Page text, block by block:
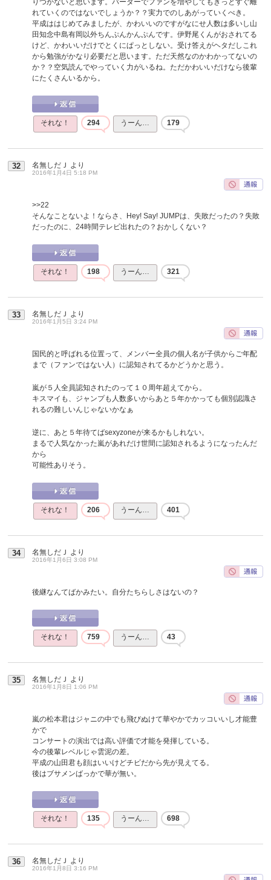
りつかないと思います。バーターでファンを増やしてもきっとすぐ離
れていくのではないでしょうか？？実力でのしあがっていくべき。
平成ははじめてみましたが、かわいいのですがなにせ人数は多いし山
田知念中島有岡以外ちんぷんかんぷんです。伊野尾くんがおされてる
けど、かわいいだけでとくにぱっとしない。受け答えがヘタだしこれ
から勉強がかなり必要だと思います。ただ天然なのかわかってないの
か？？空気読んでやっていく力がいるね。ただかわいいだけなら後輩
にたくさんいるから。
それな！ 294 うーん… 179
32 名無しだＪ より
2016年1月4日 5:18 PM
>>22
そんなことないよ！ならさ、Hey! Say! JUMPは、失敗だったの？失敗
だったのに、24時間テレビ出れたの？おかしくない？
それな！ 198 うーん… 321
33 名無しだＪ より
2016年1月5日 3:24 PM
国民的と呼ばれる位置って、メンバー全員の個人名が子供からご年配
まで（ファンではない人）に認知されてるかどうかと思う。
嵐が５人全員認知されたのって１０周年超えてから。
キスマイも、ジャンプも人数多いからあと５年かかっても個別認識さ
れるの難しいんじゃないかなぁ
逆に、あと５年待てばsexyzoneが来るかもしれない。
まるで人気なかった嵐があれだけ世間に認知されるようになったんだ
から
可能性ありそう。
それな！ 206 うーん… 401
34 名無しだＪ より
2016年1月6日 3:08 PM
後継なんてばかみたい。自分たちらしさはないの？
それな！ 759 うーん… 43
35 名無しだＪ より
2016年1月8日 1:06 PM
嵐の松本君はジャニの中でも飛びぬけて華やかでカッコいいし才能豊
かで
コンサートの演出では高い評価で才能を発揮している。
今の後輩レベルじゃ雲泥の差。
平成の山田君も顔はいいけどチビだから先が見えてる。
後はブサメンばっかで華が無い。
それな！ 135 うーん… 698
36 名無しだＪ より
2016年1月8日 3:16 PM